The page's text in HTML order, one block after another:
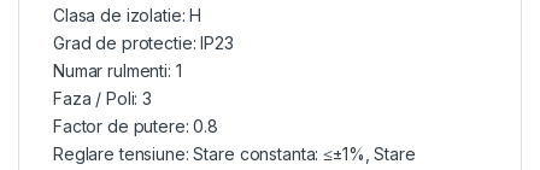
Clasa de izolatie: H
Grad de protectie: IP23
Numar rulmenti: 1
Faza / Poli: 3
Factor de putere: 0.8
Reglare tensiune: Stare constanta: ≤±1%, Stare